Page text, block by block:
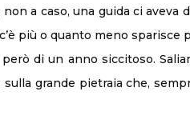
non a caso, una guida ci
più o quanto meno
di un anno siccitoso.
grande pietraia che,